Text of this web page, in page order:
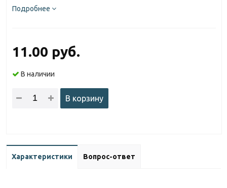
Подробнее
11.00 руб.
В наличии
В корзину
Характеристики Вопрос-ответ